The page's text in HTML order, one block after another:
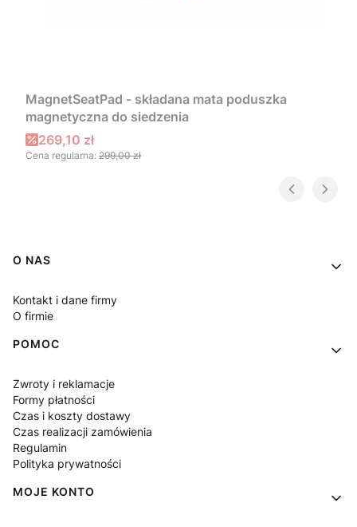
MagnetSeatPad - składana mata poduszka
magnetyczna do siedzenia
Cena promocyjna
269,10 zł
Cena regularna: 299,00 zł
Linki w stopce
O NAS
Kontakt i dane firmy
O firmie
POMOC
Zwroty i reklamacje
Formy płatności
Czas i koszty dostawy
Czas realizacji zamówienia
Regulamin
Polityka prywatności
MOJE KONTO